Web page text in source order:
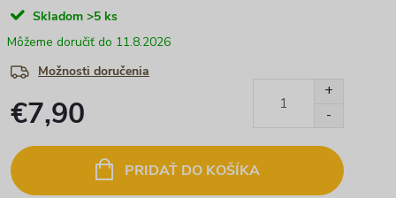
Skladom >5 ks
11.8.2026
Možnosti doručenia
€7,90
cena:
PRIDAŤ DO KOŠÍKA